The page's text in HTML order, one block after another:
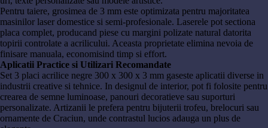
Pentru taiere, grosimea de 3 mm este optimizata pentru majoritatea
masinilor laser domestice si semi-profesionale. Laserele pot sectiona
placa complet, producand piese cu margini polizate natural datorita
topirii controlate a acrilicului. Aceasta proprietate elimina nevoia de
finisare manuala, economisind timp si effort.
Aplicatii Practice si Utilizari Recomandate
Set 3 placi acrilice negre 300 x 300 x 3 mm gaseste aplicatii diverse in
industrii creative si tehnice. In designul de interior, pot fi folosite pentru
crearea de semne luminoase, panouri decoratieve sau suporturi
personalizate. Artizanii le prefera pentru bijuterii trofeu, brelocuri sau
ornamente de Craciun, unde contrastul lucios adauga un plus de